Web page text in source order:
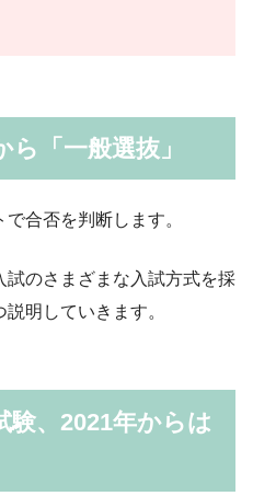
「一般選抜」
合否を判断します。
試のさまざまな入試方式を採
明していきます。
験、2021年からは